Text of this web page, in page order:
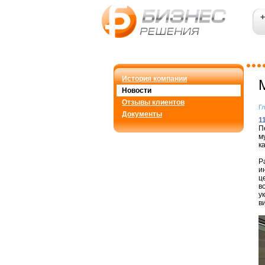
История компании
Новости
Отзывы клиентов
Документы